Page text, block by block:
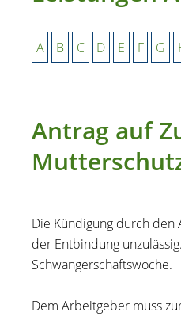
A B C D E F G
Antrag auf
Die Kündigung durch
der Entbindung
Schwangerschaftswoche.
Dem Arbeitgeber muss